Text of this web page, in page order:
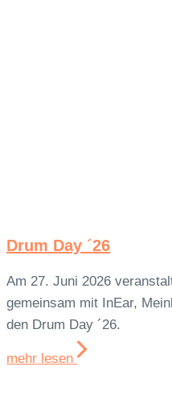
Drum Day ´26
Am 27. Juni 2026
gemeinsam mit InEar,
den Drum Day ´26.
mehr lesen